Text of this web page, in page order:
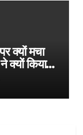
क्यों मचा
क्यों किया
6,